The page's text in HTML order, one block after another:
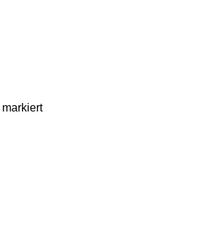
markiert